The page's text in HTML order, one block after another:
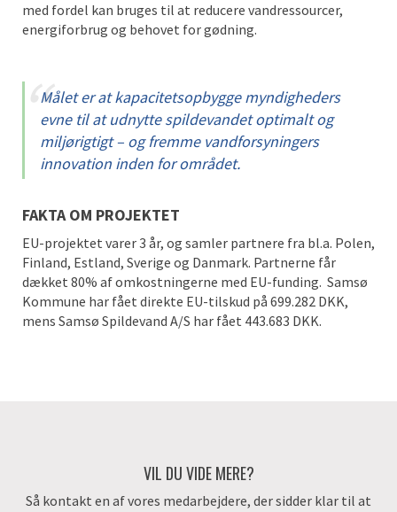
med fordel kan bruges til at reducere vandressourcer,
energiforbrug og behovet for gødning.
Målet er at kapacitetsopbygge myndigheders
evne til at udnytte spildevandet optimalt og
miljørigtigt – og fremme vandforsyningers
innovation inden for området.
FAKTA OM PROJEKTET
EU-projektet varer 3 år, og samler partnere fra bl.a. Polen,
Finland, Estland, Sverige og Danmark. Partnerne får
dækket 80% af omkostningerne med EU-funding. Samsø
Kommune har fået direkte EU-tilskud på 699.282 DKK,
mens Samsø Spildevand A/S har fået 443.683 DKK.
VIL DU VIDE MERE?
Så kontakt en af vores medarbejdere, der sidder klar til at